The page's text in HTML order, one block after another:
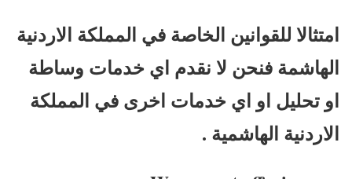
امتثالا للقوانين الخاصة في المملكة الاردنية
الهاشمة فنحن لا نقدم اي خدمات وساطة
او تحليل او اي خدمات اخرى في المملكة
الاردنية الهاشمية .